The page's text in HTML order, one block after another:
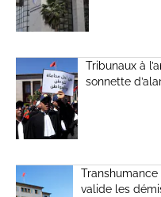
Tribunaux à
sonnette
valide les